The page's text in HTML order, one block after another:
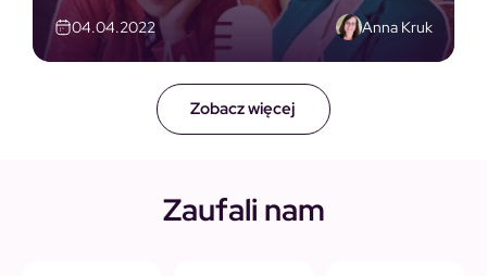
Zobacz więcej
04.04.2022 Anna Kruk
Zaufali nam